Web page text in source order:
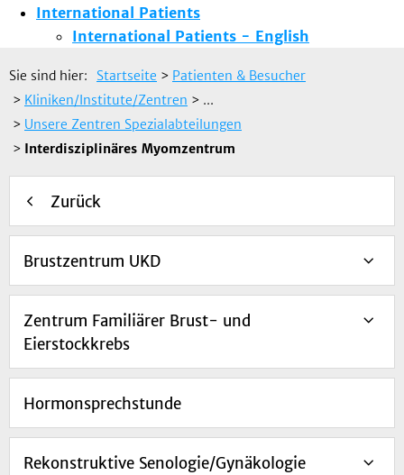
International Patients
International Patients - English
Sie sind hier: Startseite > Patienten & Besucher
> Kliniken/Institute/Zentren > ...
> Unsere Zentren Spezialabteilungen
> Interdisziplinäres Myomzentrum
Zurück
Brustzentrum UKD
Zentrum Familiärer Brust- und
Eierstockkrebs
Hormonsprechstunde
Rekonstruktive Senologie/Gynäkologie